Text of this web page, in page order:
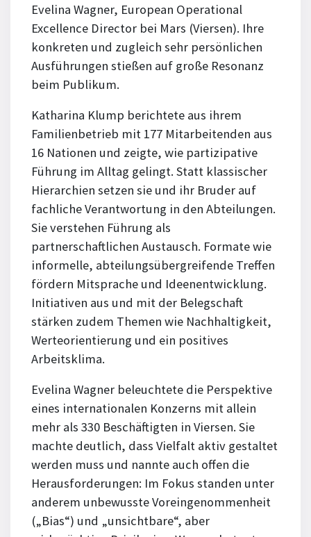
Evelina Wagner, European Operational
Excellence Director bei Mars (Viersen). Ihre
konkreten und zugleich sehr persönlichen
Ausführungen stießen auf große Resonanz
beim Publikum.
Katharina Klump berichtete aus ihrem
Familienbetrieb mit 177 Mitarbeitenden aus
16 Nationen und zeigte, wie partizipative
Führung im Alltag gelingt. Statt klassischer
Hierarchien setzen sie und ihr Bruder auf
fachliche Verantwortung in den Abteilungen.
Sie verstehen Führung als
partnerschaftlichen Austausch. Formate wie
informelle, abteilungsübergreifende Treffen
fördern Mitsprache und Ideenentwicklung.
Initiativen aus und mit der Belegschaft
stärken zudem Themen wie Nachhaltigkeit,
Werteorientierung und ein positives
Arbeitsklima.
Evelina Wagner beleuchtete die Perspektive
eines internationalen Konzerns mit allein
mehr als 330 Beschäftigten in Viersen. Sie
machte deutlich, dass Vielfalt aktiv gestaltet
werden muss und nannte auch offen die
Herausforderungen: Im Fokus standen unter
anderem unbewusste Voreingenommenheit
(„Bias“) und „unsichtbare“, aber